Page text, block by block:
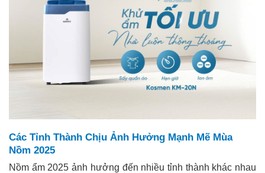
Các Tỉnh Thành Chịu Ảnh Hưởng Mạnh Mẽ Mùa
Nồm 2025
Nồm ẩm 2025 ảnh hưởng đến nhiều tỉnh thành khác nhau